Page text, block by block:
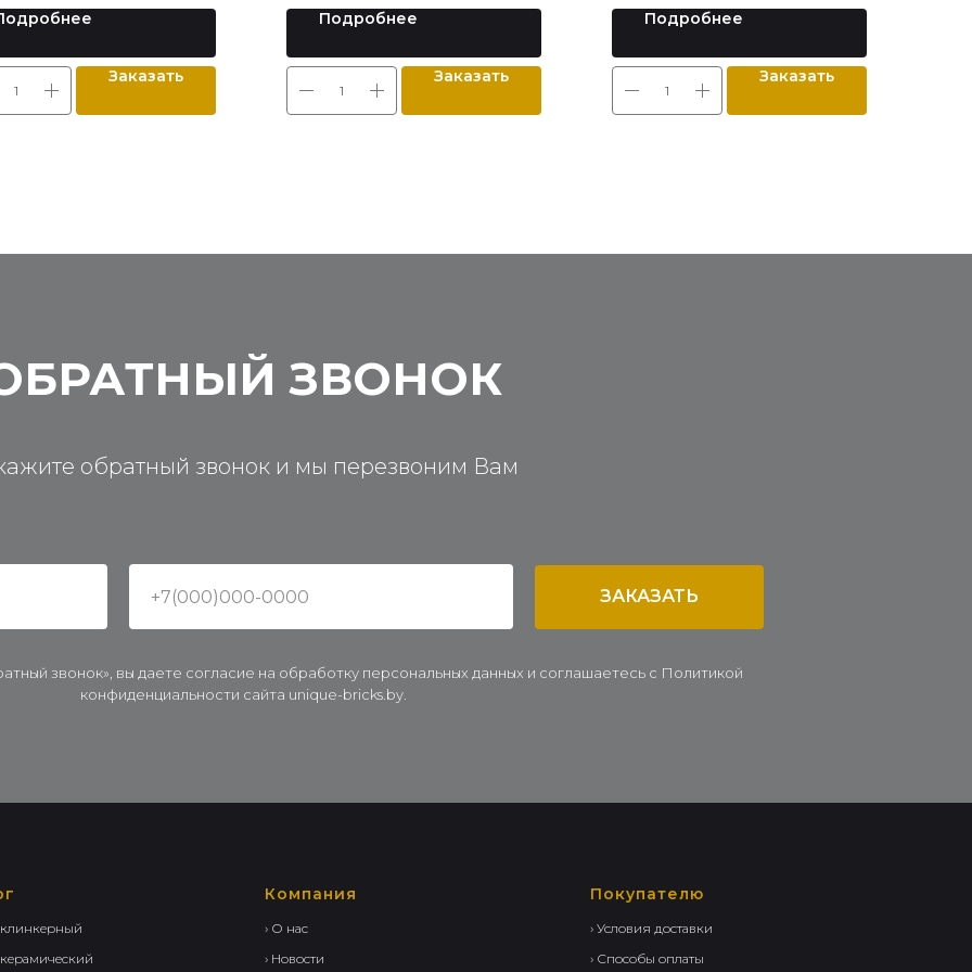
Заказать
Подробнее
Заказать
Подробнее
Заказать
ЗВОНОК
обратный звонок и мы перезвоним Вам
ЗАКАЗАТЬ
звонок», вы даете согласие на обработку персональных данных и соглашаетесь c Политикой
конфиденциальности сайта unique-bricks.by.
Компания
› О нас
› Новости
Покупателю
› Условия доставки
› Способы оплаты